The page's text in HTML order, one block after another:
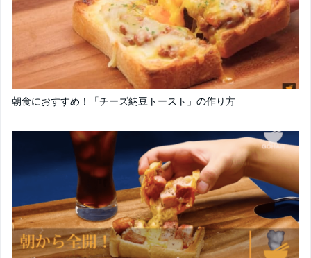
朝食におすすめ！「チーズ納豆トースト」の作り方